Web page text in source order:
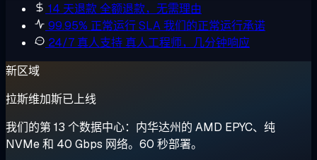
14 天退款全额退款，无需理由
99.95% 正常运行 SLA我们的正常运行承诺
24/7 真人支持 真人工程师，几分钟响应
新区域
拉斯维加斯已上线
我们的第 13 个数据中心：内华达州的 AMD EPYC、纯
NVMe 和 40 Gbps 网络。60 秒部署。